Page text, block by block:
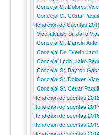
Concejal Sr. Dolores
Concejal Sr. César
Rendición de Cuentas
Vice-alcalde Sr. Jairo
Concejal Sr. Darwin
Concejal Dr. Everth
Concejal Lcdo. Jairo
Concejal Sr. Bayron
Concejal Sr. Dolores
Concejal Sr. César
Rendicion de cuentas
Rendicion de cuentas
Rendicion de cuentas
Rendicion de cuentas
Rendicion de cuentas